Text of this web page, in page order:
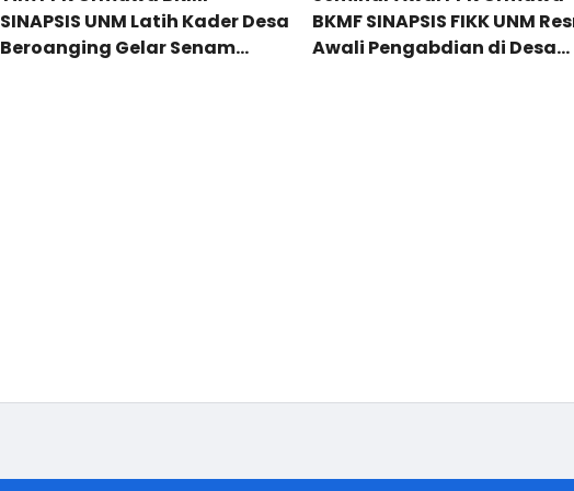
SINAPSIS UNM Latih Kader Desa
Beroanging Gelar Senam
BKMF SINAPSIS FIKK UNM
Awali Pengabdian di Desa